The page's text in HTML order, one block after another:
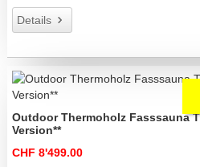
Details
Outdoor Thermoholz Fasssauna
Version**
CHF 8'499.00